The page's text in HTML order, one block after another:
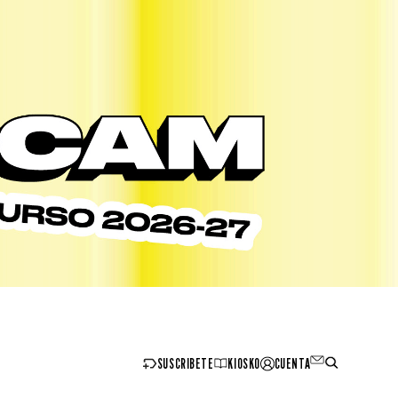
SUSCRIBETE KIOSKO CUENTA